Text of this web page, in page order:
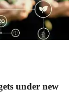
under new